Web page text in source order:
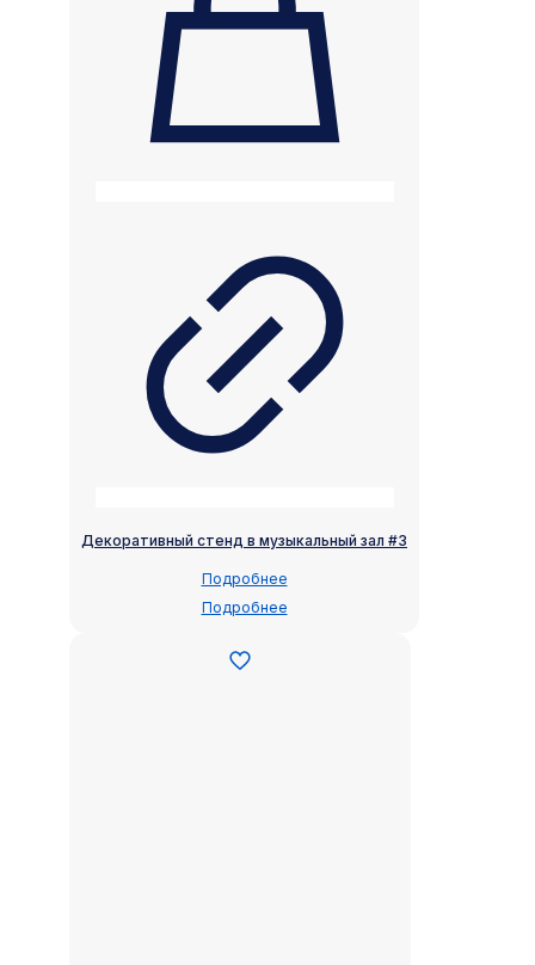
Декоративный стенд в музыкальный зал #3
Подробнее
Подробнее